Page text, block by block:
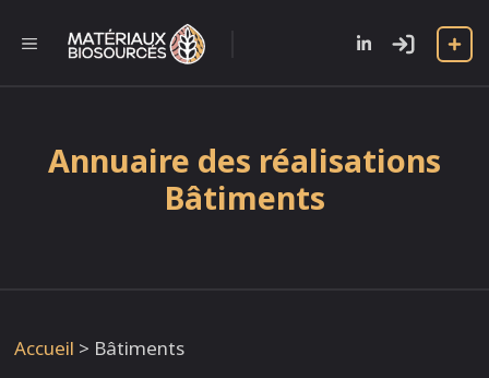
contenu
MENU
Annuaire des réalisations
Bâtiments
Accueil > Bâtiments